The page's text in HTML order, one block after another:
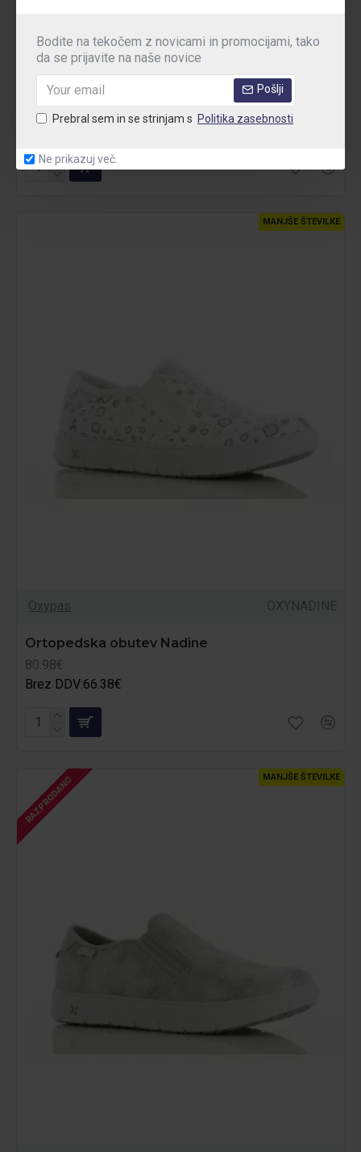
Bodite na tekočem z novicami in promocijami, tako
da se prijavite na naše novice
Pošlji
Prebral sem in se strinjam s Politika zasebnosti
Ne prikazuj več.
Oxypas OXYKARLA
Ortopedska obutev Karla O1
70.80€
Brez DDV:58.03€
MANJŠE ŠTEVILKE
Oxypas OXYNADINE
Ortopedska obutev Nadine
80.98€
Brez DDV:66.38€
MANJŠE ŠTEVILKE
RAZPRODANO